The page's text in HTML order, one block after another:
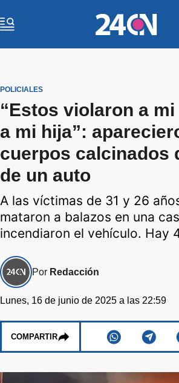
POLICIALES
“Estos violaron a
a mi hija”:
cuerpos calcinados
de un auto
A las víctimas de 31 y 26
mataron a balazos en una
incendiaron el vehículo. Hay
Por Redacción
Lunes, 16 de junio de 2025 a las 22:59
COMPARTIR